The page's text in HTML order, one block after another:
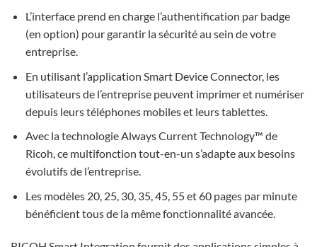
L’interface prend en charge l’authentification par badge
(en option) pour garantir la sécurité au sein de votre
entreprise.
En utilisant l’application Smart Device Connector, les
utilisateurs de l’entreprise peuvent imprimer et numériser
depuis leurs téléphones mobiles et leurs tablettes.
Avec la technologie Always Current Technology™ de
Ricoh, ce multifonction tout-en-un s’adapte aux besoins
évolutifs de l’entreprise.
Les modèles 20, 25, 30, 35, 45, 55 et 60 pages par minute
bénéficient tous de la même fonctionnalité avancée.